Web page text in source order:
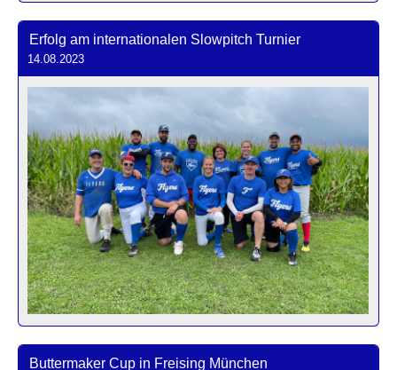
Erfolg am internationalen Slowpitch Turnier
14.08.2023
Buttermaker Cup in Freising München